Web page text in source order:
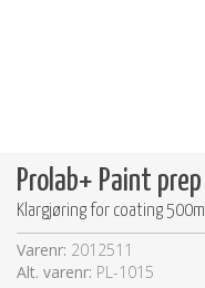
Prolab+ Paint prep
Klargjøring for coating 500ml
Varenr: 2012511
Alt. varenr: PL-1015